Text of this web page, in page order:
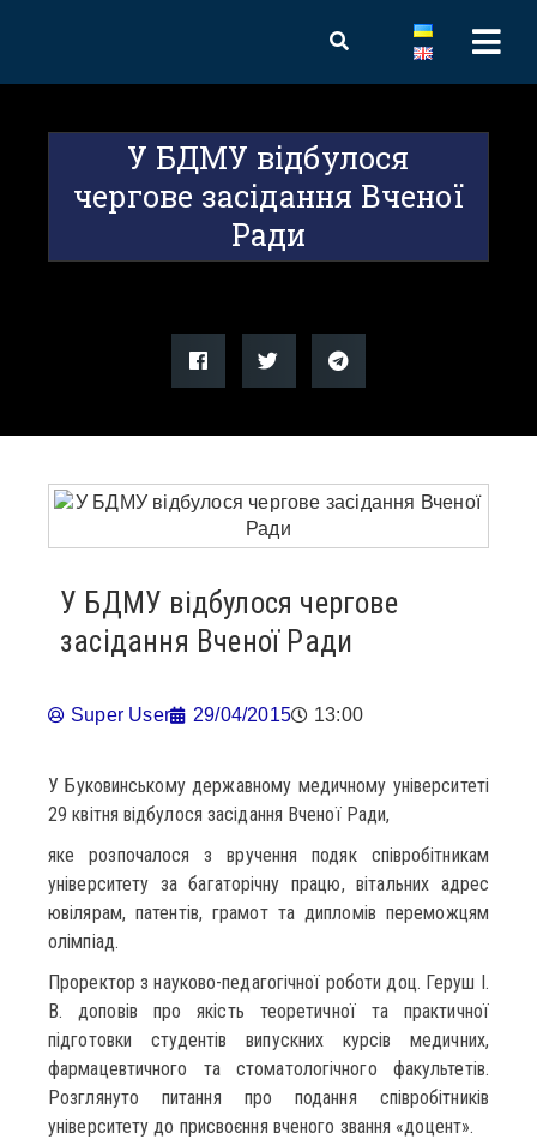
У БДМУ відбулося
чергове засідання Вченої
Ради
У БДМУ відбулося чергове
засідання Вченої Ради
Super User 29/04/2015 13:00
У Буковинському державному медичному університеті
29 квітня відбулося засідання Вченої Ради,
яке розпочалося з вручення подяк співробітникам
університету за багаторічну працю, вітальних адрес
ювілярам, патентів, грамот та дипломів переможцям
олімпіад.
Проректор з науково-педагогічної роботи доц. Геруш І.
В. доповів про якість теоретичної та практичної
підготовки студентів випускних курсів медичних,
фармацевтичного та стоматологічного факультетів.
Розглянуто питання про подання співробітників
університету до присвоєння вченого звання «доцент».